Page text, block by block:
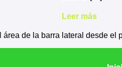
Leer más
área de la barra lateral desde el